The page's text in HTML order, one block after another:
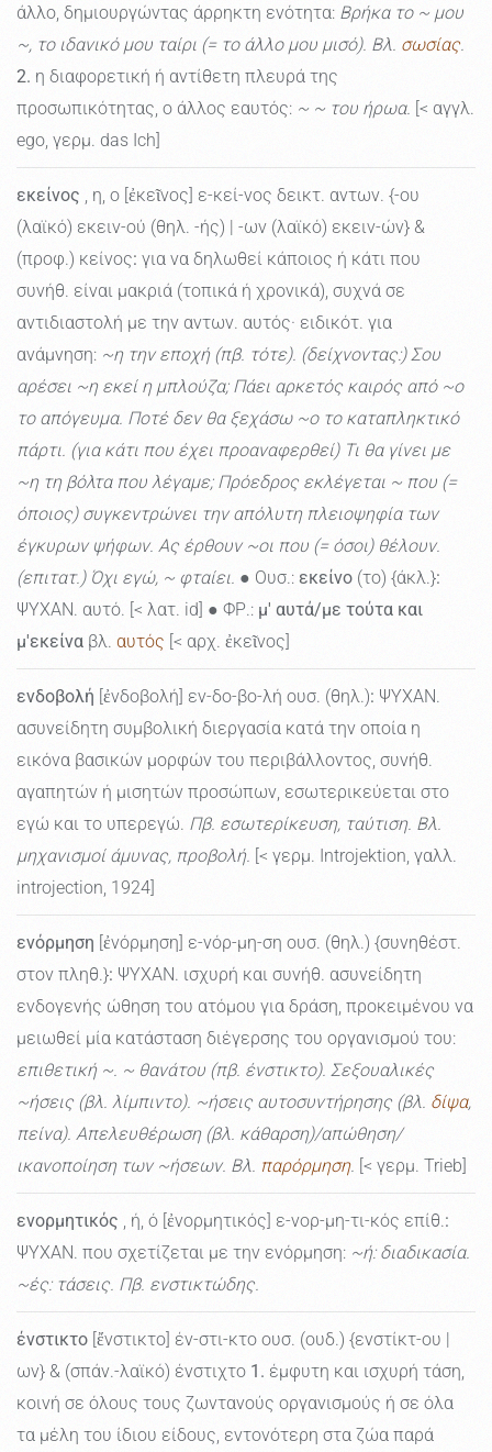
άλλο, δημιουργώντας άρρηκτη ενότητα: Βρήκα το ~ μου
~, το ιδανικό μου ταίρι (= το άλλο μου μισό). Βλ. σωσίας.
2. η διαφορετική ή αντίθετη πλευρά της
προσωπικότητας, ο άλλος εαυτός: ~ ~ του ήρωα. [< αγγλ.
ego, γερμ. das Ich]
εκείνος , η, ο [ἐκεῖνος] ε-κεί-νος δεικτ. αντων. {-ου
(λαϊκό) εκειν-ού (θηλ. -ής) | -ων (λαϊκό) εκειν-ών} &
(προφ.) κείνος: για να δηλωθεί κάποιος ή κάτι που
συνήθ. είναι μακριά (τοπικά ή χρονικά), συχνά σε
αντιδιαστολή με την αντων. αυτός· ειδικότ. για
ανάμνηση: ~η την εποχή (πβ. τότε). (δείχνοντας:) Σου
αρέσει ~η εκεί η μπλούζα; Πάει αρκετός καιρός από ~ο
το απόγευμα. Ποτέ δεν θα ξεχάσω ~ο το καταπληκτικό
πάρτι. (για κάτι που έχει προαναφερθεί) Τι θα γίνει με
~η τη βόλτα που λέγαμε; Πρόεδρος εκλέγεται ~ που (=
όποιος) συγκεντρώνει την απόλυτη πλειοψηφία των
έγκυρων ψήφων. Ας έρθουν ~οι που (= όσοι) θέλουν.
(επιτατ.) Όχι εγώ, ~ φταίει. ● Ουσ.: εκείνο (το) {άκλ.}:
ΨΥΧΑΝ. αυτό. [< λατ. id] ● ΦΡ.: μ' αυτά/με τούτα και
μ'εκείνα βλ. αυτός [< αρχ. ἐκεῖνος]
ενδοβολή [ἐνδοβολή] εν-δο-βο-λή ουσ. (θηλ.): ΨΥΧΑΝ.
ασυνείδητη συμβολική διεργασία κατά την οποία η
εικόνα βασικών μορφών του περιβάλλοντος, συνήθ.
αγαπητών ή μισητών προσώπων, εσωτερικεύεται στο
εγώ και το υπερεγώ. Πβ. εσωτερίκευση, ταύτιση. Βλ.
μηχανισμοί άμυνας, προβολή. [< γερμ. Introjektion, γαλλ.
introjection, 1924]
ενόρμηση [ἐνόρμηση] ε-νόρ-μη-ση ουσ. (θηλ.) {συνηθέστ.
στον πληθ.}: ΨΥΧΑΝ. ισχυρή και συνήθ. ασυνείδητη
ενδογενής ώθηση του ατόμου για δράση, προκειμένου να
μειωθεί μία κατάσταση διέγερσης του οργανισμού του:
επιθετική ~. ~ θανάτου (πβ. ένστικτο). Σεξουαλικές
~ήσεις (βλ. λίμπιντο). ~ήσεις αυτοσυντήρησης (βλ. δίψα,
πείνα). Απελευθέρωση (βλ. κάθαρση)/απώθηση/
ικανοποίηση των ~ήσεων. Βλ. παρόρμηση. [< γερμ. Trieb]
ενορμητικός , ή, ό [ἐνορμητικός] ε-νορ-μη-τι-κός επίθ.:
ΨΥΧΑΝ. που σχετίζεται με την ενόρμηση: ~ή: διαδικασία.
~ές: τάσεις. Πβ. ενστικτώδης.
ένστικτο [ἔνστικτο] έν-στι-κτο ουσ. (ουδ.) {ενστίκτ-ου |
ων} & (σπάν.-λαϊκό) ένστιχτο 1. έμφυτη και ισχυρή τάση,
κοινή σε όλους τους ζωντανούς οργανισμούς ή σε όλα
τα μέλη του ίδιου είδους, εντονότερη στα ζώα παρά